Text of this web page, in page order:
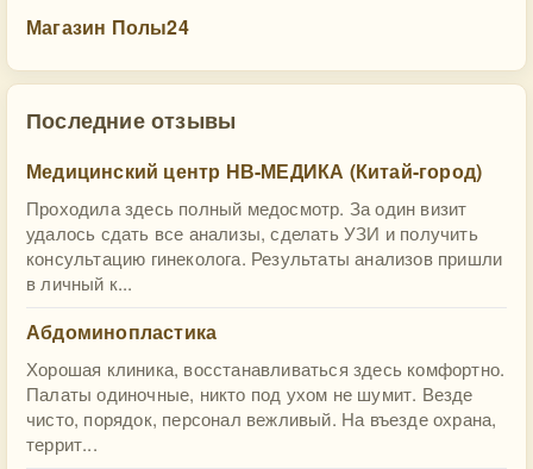
Магазин Полы24
Последние отзывы
Медицинский центр НВ-МЕДИКА (Китай-город)
Проходила здесь полный медосмотр. За один визит
удалось сдать все анализы, сделать УЗИ и получить
консультацию гинеколога. Результаты анализов пришли
в личный к...
Абдоминопластика
Хорошая клиника, восстанавливаться здесь комфортно.
Палаты одиночные, никто под ухом не шумит. Везде
чисто, порядок, персонал вежливый. На въезде охрана,
террит...